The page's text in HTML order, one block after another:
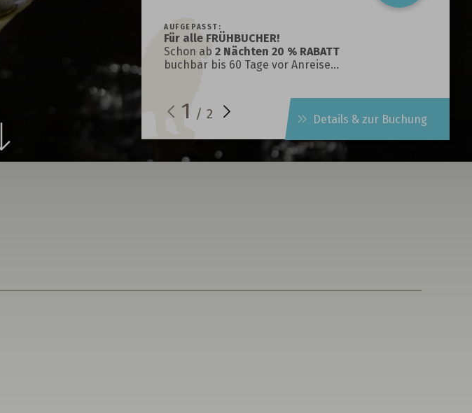
Aus
Leidenschaft
1 / 2
AUFGEPASST:
Für alle FRÜHBUCHER!
Schon ab 2 Nächten 20 % RABATT
buchbar bis 60 Tage vor Anreise…
Details & zur Buchung